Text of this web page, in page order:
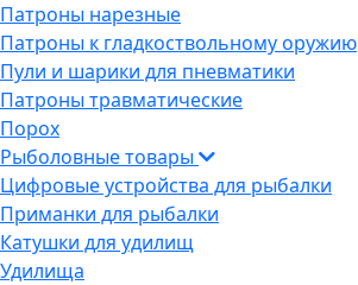
Патроны нарезные
Патроны к гладкоствольному оружию
Пули и шарики для пневматики
Патроны травматические
Порох
Рыболовные товары
Цифровые устройства для рыбалки
Приманки для рыбалки
Катушки для удилищ
Удилища